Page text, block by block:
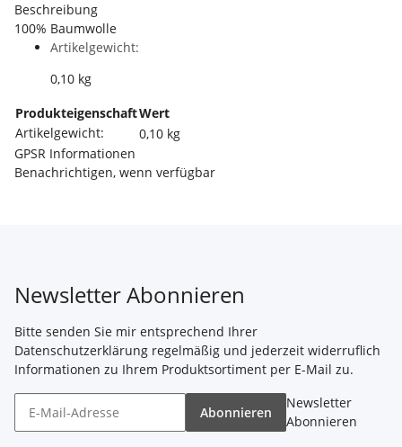
Beschreibung
100% Baumwolle
Artikelgewicht:
0,10 kg
ProdukteigenschaftWert
Artikelgewicht:
0,10 kg
GPSR Informationen
Benachrichtigen, wenn verfügbar
Newsletter Abonnieren
Bitte senden Sie mir entsprechend Ihrer
Datenschutzerklärung regelmäßig und jederzeit widerruflich
Informationen zu Ihrem Produktsortiment per E-Mail zu.
Abonnieren
Newsletter
Abonnieren